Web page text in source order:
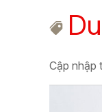
Cập nhập